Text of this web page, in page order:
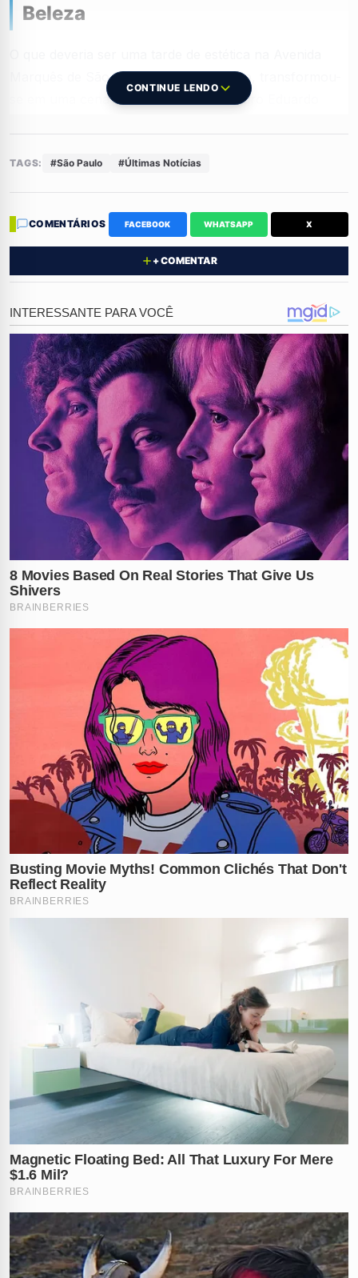
Beleza
Marquês de São Vicente, em São Paulo, transformou-
se em uma cena de horror. O cabeleireiro Eduardo
de suas mechas. As imagens de segurança são de dar
nó no estômago: a designer Laís Gabriel Barbosa da
Cunha, de 27 anos, surge por trás da vítima e crava
uma faca em suas costas sem qualquer chance de
Ameaças Macabras e Ódio
Declarado
O crime não foi um impulso momentâneo. Segundo
relatos e documentos do Boletim de Ocorrência, a
agressora já vinha aterrorizando o profissional com
mensagens bizarras, afirmando que queria "colocar
fogo" nele. No dia do ataque, ela foi enfática ao dizer
que Eduardo estava "marcado para morrer, nem que
ela tivesse que trabalhar para pagar por isso". O ódio
por trás do serviço de cabelo revelou uma face
obscura e perigosa.
A indignação aumentou após o registro da ocorrência.
Eduardo Ferrari desabafou nas redes sociais, sentindo
que a "homofobia parece aceitável no Brasil". O
motivo? A Polícia Civil registrou a tentativa de
assassinato apenas como "lesão corporal simples". O
cabeleireiro relata ter ouvido de uma agente que o
caso não teria o rigor de uma tentativa de homicídio
porque ele "não tem parentes influentes".
A Versão da Defesa e o Transtorno
Enquanto a vítima vive sob o medo e está impedida de
trabalhar, a defesa de Laís tenta justificar o ataque. O
advogado afirma que a designer sofre de transtorno
psicótico agudo e que a faca na bolsa era para
"proteção pessoal" contra assaltos na região da Barra
Funda. Ela foi liberada logo após o depoimento, o que
gerou um pedido imediato de prisão preventiva por
parte dos advogados de Eduardo junto ao Ministério
Público.
Corregedoria entra no Caso
Agora, a Corregedoria da Polícia Civil deve intervir para
CONTINUE LENDO
TAGS: #São Paulo #Últimas Notícias
COMENTÁRIOS FACEBOOK WHATSAPP X
+ COMENTAR